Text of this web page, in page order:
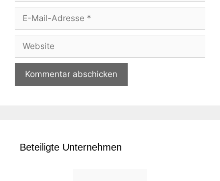
Adresse
Website
Beteiligte Unternehmen